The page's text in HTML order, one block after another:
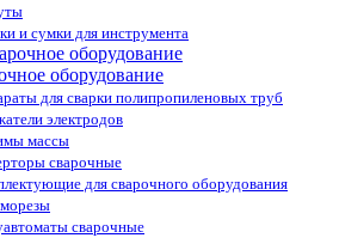
и сумки для инструмента
оборудование
для сварки полипропиленовых труб
электродов
массы
сварочные
для сварочного оборудования
сварочные